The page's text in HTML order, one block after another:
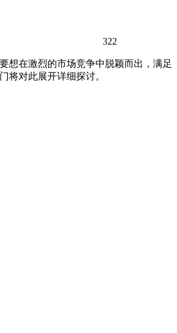
322
要想在激烈的市场竞争中脱颖而出，满足
将对此展开详细探讨。